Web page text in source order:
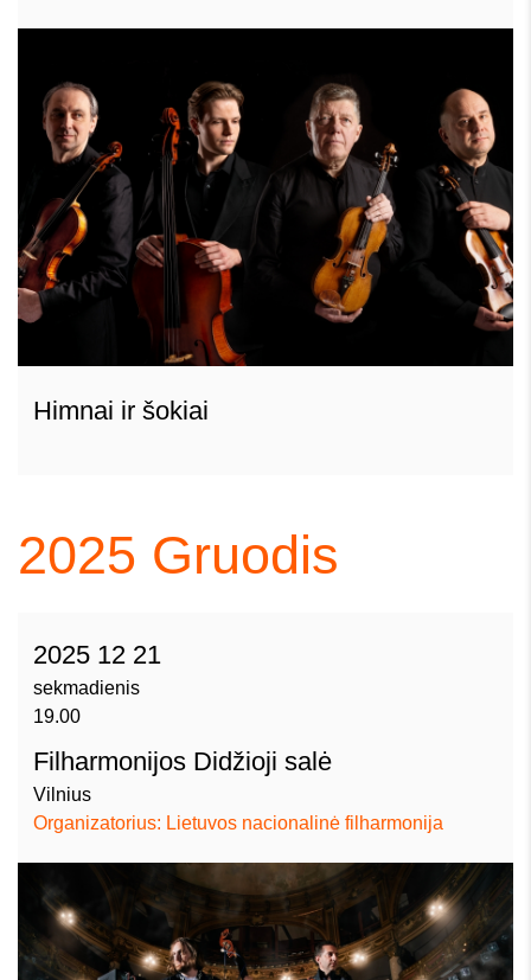
Himnai ir šokiai
2025 Gruodis
2025 12 21
sekmadienis
19.00
Filharmonijos Didžioji salė
Vilnius
Organizatorius: Lietuvos nacionalinė filharmonija